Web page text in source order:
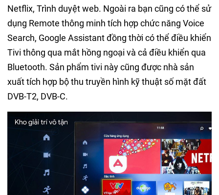
Netflix, Trình duyệt web. Ngoài ra bạn cũng có thể sử
dụng Remote thông minh tích hợp chức năng Voice
Search, Google Assistant đồng thời có thể điều khiển
Tivi thông qua mắt hồng ngoại và cả điều khiển qua
Bluetooth. Sản phẩm tivi này cũng được nhà sản
xuất tích hợp bộ thu truyền hình kỹ thuật số mặt đất
DVB-T2, DVB-C.